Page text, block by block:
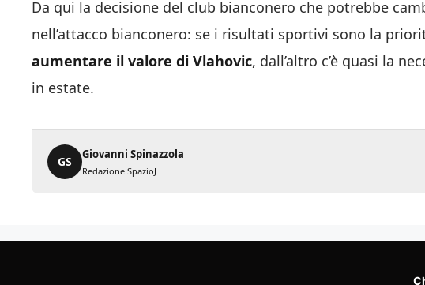
Da qui la decisione del club bianconero che potrebbe
nell’attacco bianconero: se i risultati sportivi sono la
aumentare il valore di Vlahovic, dall’altro c’è quasi la
in estate.
GS
Giovanni Spinazzola
Redazione SpazioJ